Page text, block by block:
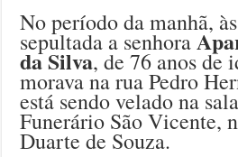
No período da manhã,
sepultada a senhora
da Silva, de 76 anos de
morava na rua Pedro
está sendo velado na
Funerário São Vicente,
Duarte de Souza.